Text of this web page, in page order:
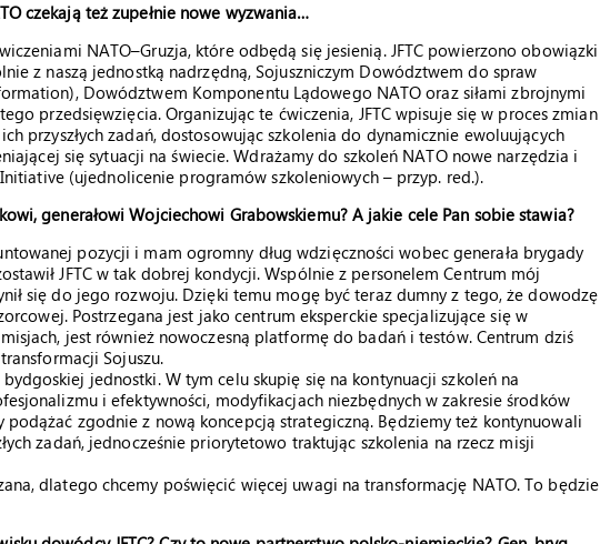
czekają też zupełnie nowe wyzwania…
NATO–Gruzja, które odbędą się jesienią. JFTC powierzono obowiązki
z naszą jednostką nadrzędną, Sojuszniczym Dowództwem do spraw
Dowództwem Komponentu Lądowego NATO oraz siłami zbrojnymi
przedsięwzięcia. Organizując te ćwiczenia, JFTC wpisuje się w proces zmian
przyszłych zadań, dostosowując szkolenia do dynamicznie ewoluujących
się sytuacji na świecie. Wdrażamy do szkoleń NATO nowe narzędzia i
(ujednolicenie programów szkoleniowych – przyp. red.).
generałowi Wojciechowi Grabowskiemu? A jakie cele Pan sobie stawia?
pozycji i mam ogromny dług wdzięczności wobec generała brygady
JFTC w tak dobrej kondycji. Wspólnie z personelem Centrum mój
się do jego rozwoju. Dzięki temu mogę być teraz dumny z tego, że dowodzę
Postrzegana jest jako centrum eksperckie specjalizujące się w
jest również nowoczesną platformę do badań i testów. Centrum dziś
Sojuszu.
jednostki. W tym celu skupię się na kontynuacji szkoleń na
i efektywności, modyfikacjach niezbędnych w zakresie środków
podążać zgodnie z nową koncepcją strategiczną. Będziemy też kontynuowali
zadań, jednocześnie priorytetowo traktując szkolenia na rzecz misji
dlatego chcemy poświęcić więcej uwagi na transformację NATO. To będzie